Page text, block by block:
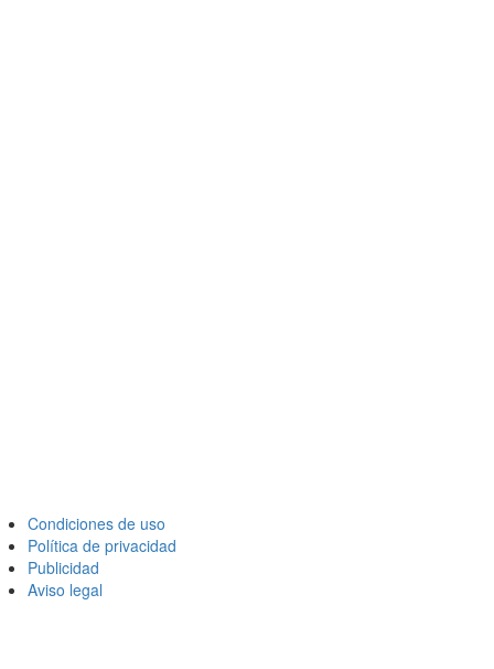
Condiciones de uso
Política de privacidad
Publicidad
Aviso legal